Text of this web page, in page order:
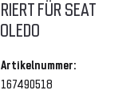
FÜR SEAT
Artikelnummer:
167490518